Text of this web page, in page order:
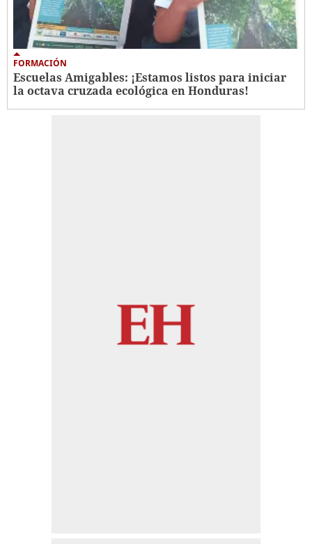
FORMACIÓN
Escuelas Amigables: ¡Estamos listos para iniciar
la octava cruzada ecológica en Honduras!